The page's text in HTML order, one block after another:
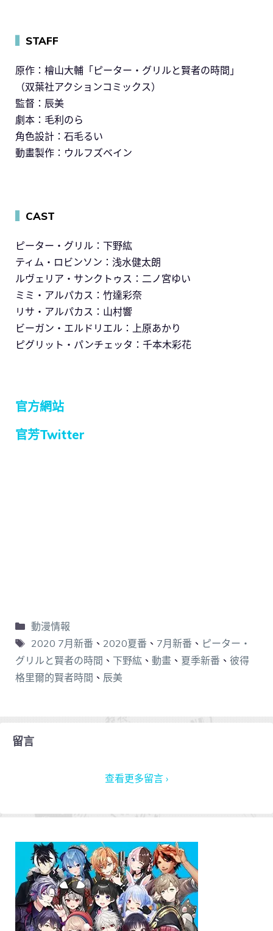
STAFF
原作：檜山大輔「ピーター・グリルと賢者の時間」
（双葉社アクションコミックス）
監督：辰美
劇本：毛利のら
角色設計：石毛るい
動畫製作：ウルフズベイン
CAST
ピーター・グリル：下野紘
ティム・ロビンソン：浅水健太朗
ルヴェリア・サンクトゥス：二ノ宮ゆい
ミミ・アルパカス：竹達彩奈
リサ・アルパカス：山村響
ビーガン・エルドリエル：上原あかり
ピグリット・パンチェッタ：千本木彩花
官方網站
官芳Twitter
動漫情報
2020 7月新番 、 2020夏番 、 7月新番 、 ピーター・
グリルと賢者の時間 、 下野紘 、 動畫 、 夏季新番 、 彼得
格里爾的賢者時間 、 辰美
留言
查看更多留言 ›